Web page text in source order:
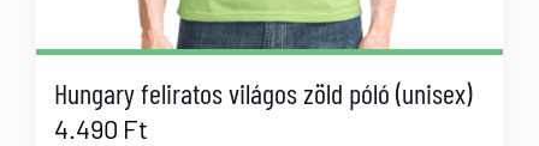
Hungary feliratos világos zöld póló (unisex)
4.490 Ft